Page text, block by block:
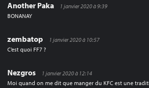
Another Paka
1 janvier 2020 à 9:39
BONANAY
zembatop
1 janvier 2020 à 10:57
C’est quoi FF7 ?
Nezgros
1 janvier 2020 à 12:14
Moi quand on me dit que manger du KFC est une